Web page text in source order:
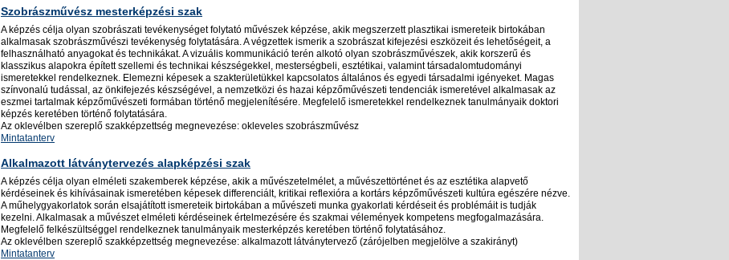
Szobrászművész mesterképzési szak
A képzés célja olyan szobrászati tevékenységet folytató művészek képzése, akik megszerzett plasztikai ismereteik birtokában
alkalmasak szobrászművészi tevékenység folytatására. A végzettek ismerik a szobrászat kifejezési eszközeit és lehetőségeit, a
felhasználható anyagokat és technikákat. A vizuális kommunikáció terén alkotó olyan szobrászművészek, akik korszerű és
klasszikus alapokra épített szellemi és technikai készségekkel, mesterségbeli, esztétikai, valamint társadalomtudományi
ismeretekkel rendelkeznek. Elemezni képesek a szakterületükkel kapcsolatos általános és egyedi társadalmi igényeket. Magas
színvonalú tudással, az önkifejezés készségével, a nemzetközi és hazai képzőművészeti tendenciák ismeretével alkalmasak az
eszmei tartalmak képzőművészeti formában történő megjelenítésére. Megfelelő ismeretekkel rendelkeznek tanulmányaik doktori
képzés keretében történő folytatására.
Az oklevélben szereplő szakképzettség megnevezése: okleveles szobrászművész
Mintatanterv
Alkalmazott látványtervezés alapképzési szak
A képzés célja olyan elméleti szakemberek képzése, akik a művészetelmélet, a művészettörténet és az esztétika alapvető
kérdéseinek és kihívásainak ismeretében képesek differenciált, kritikai reflexióra a kortárs képzőművészeti kultúra egészére nézve.
A műhelygyakorlatok során elsajátított ismereteik birtokában a művészeti munka gyakorlati kérdéseit és problémáit is tudják
kezelni. Alkalmasak a művészet elméleti kérdéseinek értelmezésére és szakmai vélemények kompetens megfogalmazására.
Megfelelő felkészültséggel rendelkeznek tanulmányaik mesterképzés keretében történő folytatásához.
Az oklevélben szereplő szakképzettség megnevezése: alkalmazott látványtervező (zárójelben megjelölve a szakirányt)
Mintatanterv